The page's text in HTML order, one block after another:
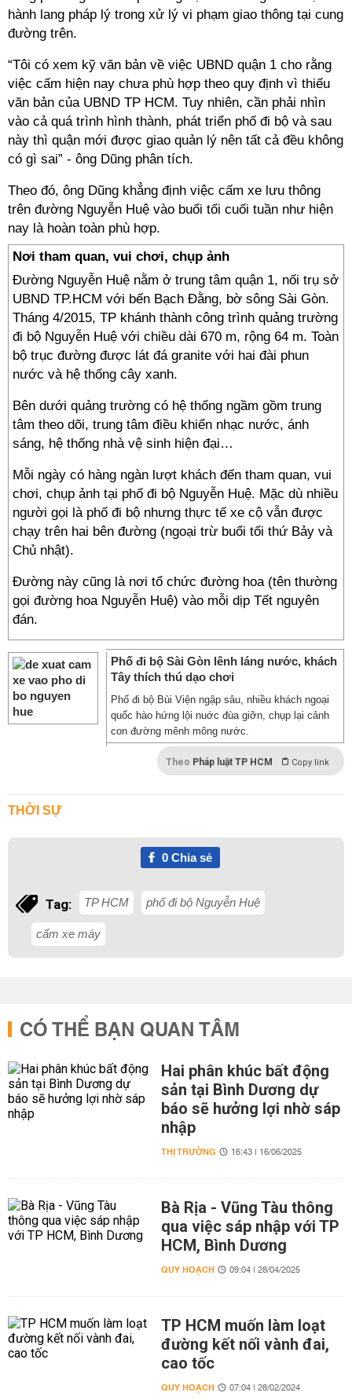
hành lang pháp lý trong xử lý vi phạm giao thông tại cung
đường trên.
“Tôi có xem kỹ văn bản về việc UBND quận 1 cho rằng
việc cấm hiện nay chưa phù hợp theo quy định vì thiếu
văn bản của UBND TP HCM. Tuy nhiên, cần phải nhìn
vào cả quá trình hình thành, phát triển phố đi bộ và sau
này thì quận mới được giao quản lý nên tất cả đều không
có gì sai” - ông Dũng phân tích.
Theo đó, ông Dũng khẳng định việc cấm xe lưu thông
trên đường Nguyễn Huệ vào buổi tối cuối tuần như hiện
nay là hoàn toàn phù hợp.
Nơi tham quan, vui chơi, chụp ảnh
Đường Nguyễn Huệ nằm ở trung tâm quận 1, nối trụ sở
UBND TP.HCM với bến Bạch Đằng, bờ sông Sài Gòn.
Tháng 4/2015, TP khánh thành công trình quảng trường
đi bộ Nguyễn Huệ với chiều dài 670 m, rộng 64 m. Toàn
bộ trục đường được lát đá granite với hai đài phun
nước và hệ thống cây xanh.
Bên dưới quảng trường có hệ thống ngầm gồm trung
tâm theo dõi, trung tâm điều khiển nhạc nước, ánh
sáng, hệ thống nhà vệ sinh hiện đại…
Mỗi ngày có hàng ngàn lượt khách đến tham quan, vui
chơi, chụp ảnh tại phố đi bộ Nguyễn Huệ. Mặc dù nhiều
người gọi là phố đi bộ nhưng thực tế xe cộ vẫn được
chạy trên hai bên đường (ngoại trừ buổi tối thứ Bảy và
Chủ nhật).
Đường này cũng là nơi tổ chức đường hoa (tên thường
gọi đường hoa Nguyễn Huệ) vào mỗi dịp Tết nguyên
đán.
Phố đi bộ Sài Gòn lênh láng nước, khách
Tây thích thú dạo chơi
Phố đi bộ Bùi Viện ngập sâu, nhiều khách ngoại
quốc hào hứng lội nuớc đùa giỡn, chụp lại cảnh
con đường mênh mông nước.
Theo Pháp luật TP HCM Copy link
THỜI SỰ
0Chia sẻ
Tag: TP HCM phố đi bộ Nguyễn Huệ
cấm xe máy
CÓ THỂ BẠN QUAN TÂM
Hai phân khúc bất động
sản tại Bình Dương dự
báo sẽ hưởng lợi nhờ sáp
nhập
THỊ TRƯỜNG 16:43 | 16/06/2025
Bà Rịa - Vũng Tàu thông
qua việc sáp nhập với TP
HCM, Bình Dương
QUY HOẠCH 09:04 | 28/04/2025
TP HCM muốn làm loạt
đường kết nối vành đai,
cao tốc
QUY HOẠCH 07:04 | 28/02/2024